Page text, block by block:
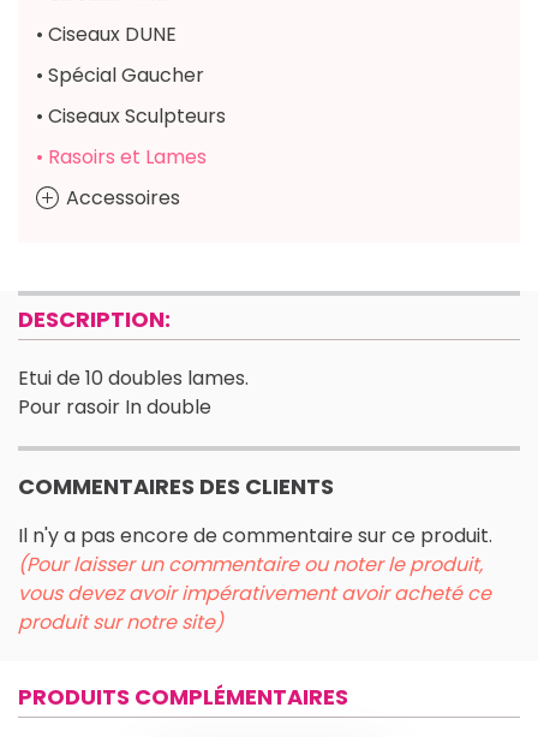
• Ciseaux DUNE
• Spécial Gaucher
• Ciseaux Sculpteurs
• Rasoirs et Lames
Accessoires
DESCRIPTION:
Etui de 10 doubles lames.
Pour rasoir In double
COMMENTAIRES DES CLIENTS
Il n'y a pas encore de commentaire sur ce produit.
(Pour laisser un commentaire ou noter le produit,
vous devez avoir impérativement avoir acheté ce
produit sur notre site)
PRODUITS COMPLÉMENTAIRES